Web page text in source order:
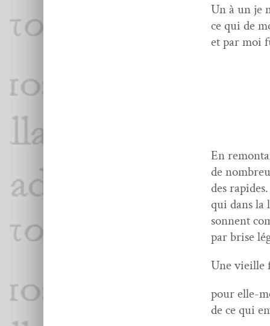
Un à un je
ce qui de
et par moi
En
de
des
qui dans la
son­nent
par brise
Une vieille
pour elle-
de ce qui